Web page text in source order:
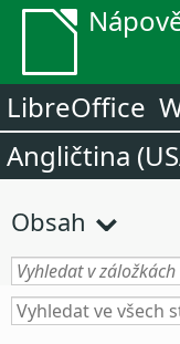
LibreOffice
Angličtina
Obsah